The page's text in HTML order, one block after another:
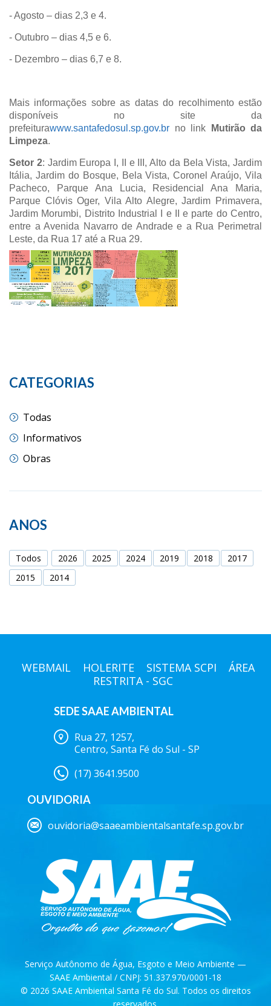
- Agosto – dias 2,3 e 4.
- Outubro – dias 4,5 e 6.
- Dezembro – dias 6,7 e 8.
Mais informações sobre as datas do recolhimento estão
disponíveis no site da
prefeiturawww.santafedosul.sp.gov.br no link
Mutirão da
Limpeza.
Setor 2: Jardim Europa I, II e III, Alto da Bela Vista, Jardim
Itália, Jardim do Bosque, Bela Vista, Coronel Araújo, Vila
Pacheco, Parque Ana Lucia, Residencial Ana Maria,
Parque Clóvis Oger, Vila Alto Alegre, Jardim Primavera,
Jardim Morumbi, Distrito Industrial I e II e parte do Centro,
entre a Avenida Navarro de Andrade e a Rua Perimetral
Leste, da Rua 17 até a Rua 29.
CATEGORIAS
Todas
Informativos
Obras
ANOS
Todos 2026 2025 2024 2019 2018
2017
2015
2014
WEBMAIL HOLERITE SISTEMA SCPI
ÁREA
RESTRITA - SGC
SEDE SAAE AMBIENTAL
Rua 27, 1257,
Centro, Santa Fé do Sul - SP
(17) 3641.9500
OUVIDORIA
ouvidoria@saaeambientalsantafe.sp.gov.br
Serviço Autônomo de Água, Esgoto e Meio Ambiente —
SAAE Ambiental / CNPJ: 51.337.970/0001-18
© 2026 SAAE Ambiental Santa Fé do Sul. Todos os direitos